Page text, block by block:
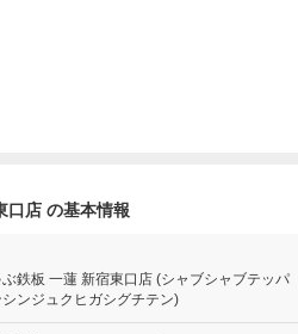
口店 の基本情報
ぶ鉄板 一蓮 新宿東口店 (シャブシャブテッパ
ンジュクヒガシグチテン)